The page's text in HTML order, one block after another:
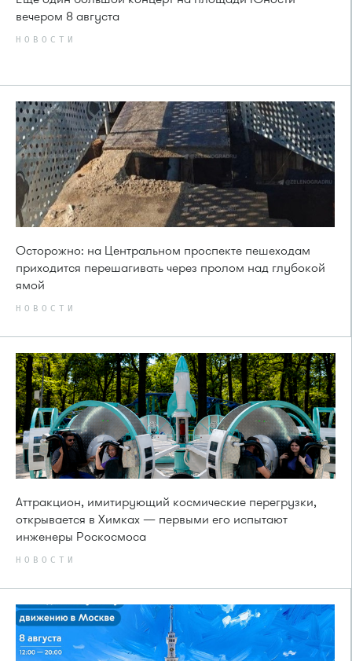
вечером 8 августа
НОВОСТИ
Осторожно: на Центральном проспекте пешеходам
приходится перешагивать через пролом над глубокой
ямой
НОВОСТИ
Аттракцион, имитирующий космические перегрузки,
открывается в Химках — первыми его испытают
инженеры Роскосмоса
НОВОСТИ